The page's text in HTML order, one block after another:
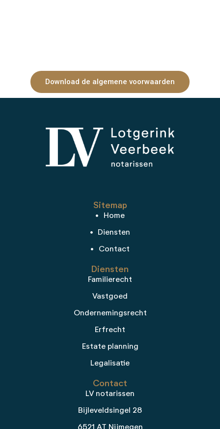
Download de algemene voorwaarden
Sitemap
Home
Diensten
Contact
Diensten
Familierecht
Vastgoed
Ondernemingsrecht
Erfrecht
Estate planning
Legalisatie
Contact
LV notarissen
Bijleveldsingel 28